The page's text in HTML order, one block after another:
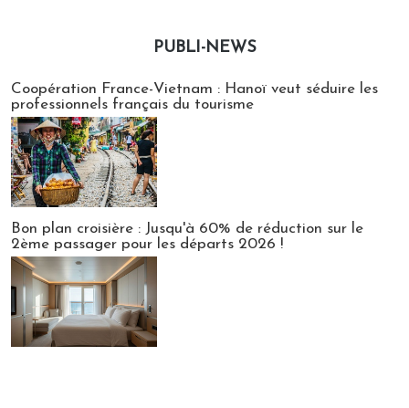
PUBLI-NEWS
Coopération France-Vietnam : Hanoï veut séduire les
professionnels français du tourisme
Bon plan croisière : Jusqu'à 60% de réduction sur le
2ème passager pour les départs 2026 !